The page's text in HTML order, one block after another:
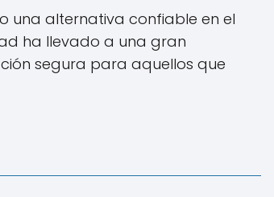
una alternativa confiable en el
ha llevado a una gran
segura para aquellos que